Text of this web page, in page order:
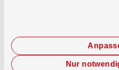
Nur
Jetzt chatten